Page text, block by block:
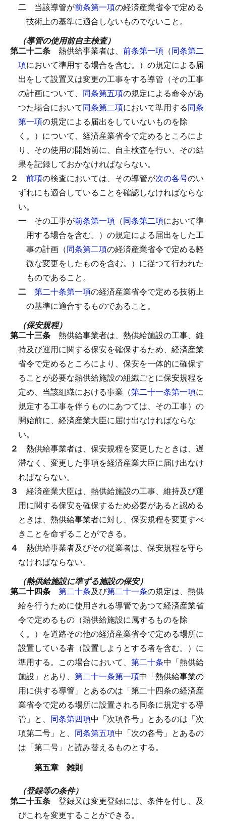
二 当該導管が前条第一項の経済産業省令で定める
技術上の基準に適合しないものでないこと。
（導管の使用前自主検査）
第二十二条 熱供給事業者は、 前条第一項 （同条第二
項において準用する場合を含む。）の規定による届
出をして設置又は変更の工事をする導管（その工事
の計画について、 同条第五項の規定による命令があ
つた場合において同条第二項において準用する同条
第一項の規定による届出をしていないものを除
く。）について、経済産業省令で定めるところによ
り、その使用の開始前に、自主検査を行い、その結
果を記録しておかなければならない。
２ 前項の検査においては、その導管が次の各号のい
ずれにも適合していることを確認しなければならな
い。
一 その工事が前条第一項 （同条第二項において準
用する場合を含む。）の規定による届出をした工
事の計画（同条第二項の経済産業省令で定める軽
微な変更をしたものを含む。）に従つて行われた
ものであること。
二 第二十条第一項の経済産業省令で定める技術上
の基準に適合するものであること。
（保安規程）
第二十三条 熱供給事業者は、熱供給施設の工事、維
持及び運用に関する保安を確保するため、経済産業
省令で定めるところにより、保安を一体的に確保す
ることが必要な熱供給施設の組織ごとに保安規程を
定め、当該組織における事業（第二十一条第一項に
規定する工事を伴うものにあつては、その工事）の
開始前に、経済産業大臣に届け出なければならな
い。
２ 熱供給事業者は、保安規程を変更したときは、遅
滞なく、変更した事項を経済産業大臣に届け出なけ
ればならない。
３ 経済産業大臣は、熱供給施設の工事、維持及び運
用に関する保安を確保するため必要があると認める
ときは、熱供給事業者に対し、保安規程を変更すべ
きことを命ずることができる。
４ 熱供給事業者及びその従業者は、保安規程を守ら
なければならない。
（熱供給施設に準ずる施設の保安）
第二十四条 第二十条及び第二十一条の規定は、熱供
給を行うために使用される導管であつて経済産業省
令で定めるもの（熱供給施設に属するものを除
く。）を道路その他の経済産業省令で定める場所に
設置している者（設置しようとする者を含む。）に
準用する。 この場合において、 第二十条中「熱供給
施設」とあり、 第二十一条第一項中「熱供給事業の
用に供する導管」とあるのは「第二十四条の経済産
業省令で定める場所に設置される同条に規定する導
管」と、 同条第四項中「次項各号」とあるのは「次
項第二号」と、 同条第五項中「次の各号」とあるの
は「第二号」と読み替えるものとする。
第五章 雑則
（登録等の条件）
第二十五条 登録又は変更登録には、条件を付し、及
びこれを変更することができる。